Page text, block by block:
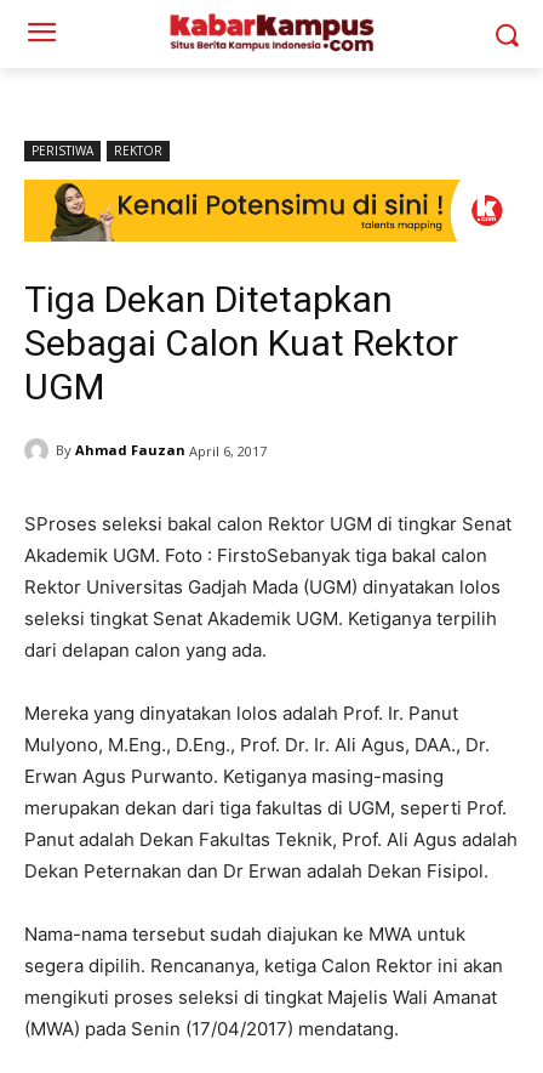
PERISTIWA REKTOR
Tiga Dekan Ditetapkan
Sebagai Calon Kuat Rektor
UGM
By Ahmad Fauzan April 6, 2017
SProses seleksi bakal calon Rektor UGM di tingkar Senat
Akademik UGM. Foto : FirstoSebanyak tiga bakal calon
Rektor Universitas Gadjah Mada (UGM) dinyatakan lolos
seleksi tingkat Senat Akademik UGM. Ketiganya terpilih
dari delapan calon yang ada.
Mereka yang dinyatakan lolos adalah Prof. Ir. Panut
Mulyono, M.Eng., D.Eng., Prof. Dr. Ir. Ali Agus, DAA., Dr.
Erwan Agus Purwanto. Ketiganya masing-masing
merupakan dekan dari tiga fakultas di UGM, seperti Prof.
Panut adalah Dekan Fakultas Teknik, Prof. Ali Agus adalah
Dekan Peternakan dan Dr Erwan adalah Dekan Fisipol.
Nama-nama tersebut sudah diajukan ke MWA untuk
segera dipilih. Rencananya, ketiga Calon Rektor ini akan
mengikuti proses seleksi di tingkat Majelis Wali Amanat
(MWA) pada Senin (17/04/2017) mendatang.